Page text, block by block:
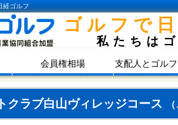
経ゴルフ
ゴルフで
私たちは
会員権相場 支配人とゴル
クラブ白山ヴィレッジコース